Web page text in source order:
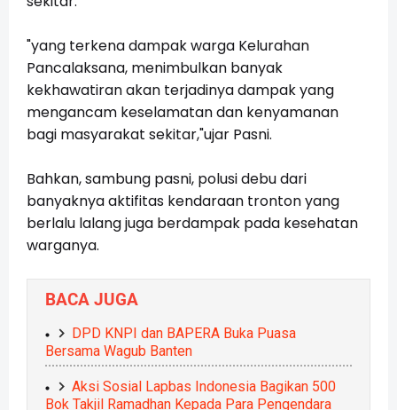
"yang terkena dampak warga Kelurahan
Pancalaksana, menimbulkan banyak
kekhawatiran akan terjadinya dampak yang
mengancam keselamatan dan kenyamanan
bagi masyarakat sekitar,"ujar Pasni.
Bahkan, sambung pasni, polusi debu dari
banyaknya aktifitas kendaraan tronton yang
berlalu lalang juga berdampak pada kesehatan
warganya.
BACA JUGA
DPD KNPI dan BAPERA Buka Puasa
Bersama Wagub Banten
Aksi Sosial Lapbas Indonesia Bagikan 500
Bok Takjil Ramadhan Kepada Para Pengendara